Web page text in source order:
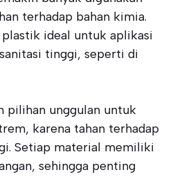
terhadap bahan kimia.
ideal untuk aplikasi
tinggi, seperti di
pilihan unggulan untuk
karena tahan terhadap
Setiap material memiliki
sehingga penting